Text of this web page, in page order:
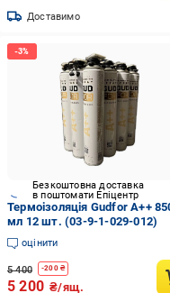
Доставимо
Безкоштовна доставка
в поштомати Епіцентр
Термоізоляція Gudfor A++
мл 12 шт. (03-9-1-029-012)
оцінити
5 400 -200₴
5 200 ₴/ящ.